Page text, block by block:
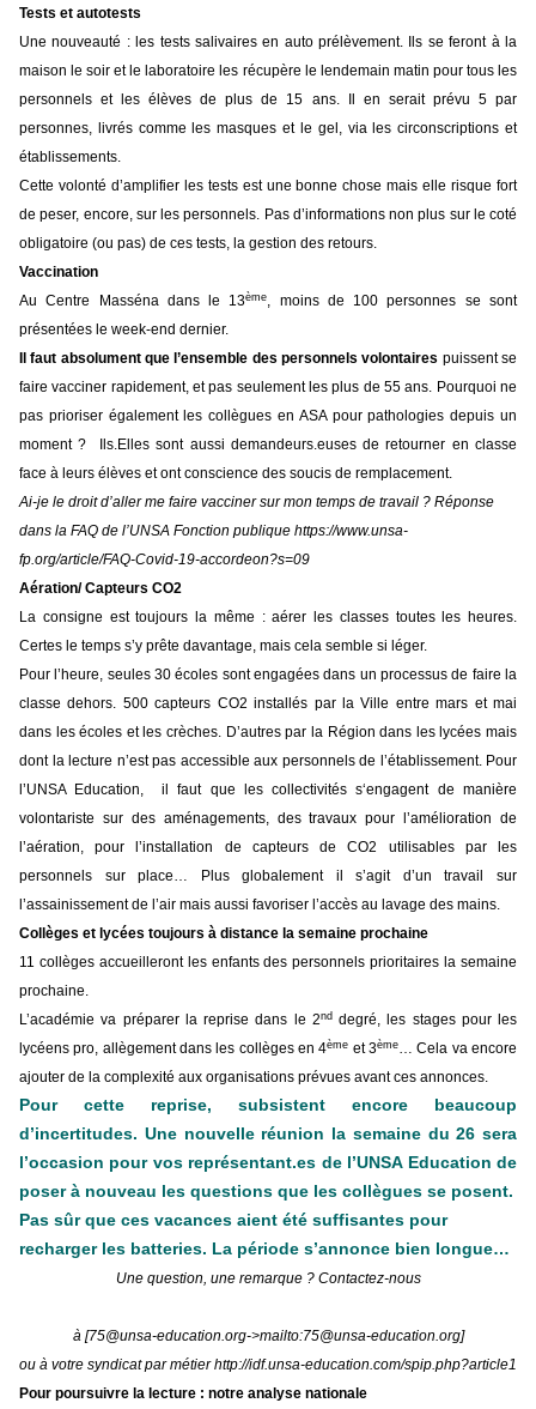
Tests et autotests
Une nouveauté : les tests salivaires en auto prélèvement. Ils se feront à la
maison le soir et le laboratoire les récupère le lendemain matin pour tous les
personnels et les élèves de plus de 15 ans. Il en serait prévu 5 par
personnes, livrés comme les masques et le gel, via les circonscriptions et
établissements.
Cette volonté d’amplifier les tests est une bonne chose mais elle risque fort
de peser, encore, sur les personnels. Pas d’informations non plus sur le coté
obligatoire (ou pas) de ces tests, la gestion des retours.
Vaccination
Au Centre Masséna dans le 13ème, moins de 100 personnes se sont
présentées le week-end dernier.
Il faut absolument que l’ensemble des personnels volontaires puissent se
faire vacciner rapidement, et pas seulement les plus de 55 ans. Pourquoi ne
pas prioriser également les collègues en ASA pour pathologies depuis un
moment ? Ils.Elles sont aussi demandeurs.euses de retourner en classe
face à leurs élèves et ont conscience des soucis de remplacement.
Ai-je le droit d’aller me faire vacciner sur mon temps de travail ? Réponse
dans la FAQ de l’UNSA Fonction publique https://www.unsa-
fp.org/article/FAQ-Covid-19-accordeon?s=09
Aération/ Capteurs CO2
La consigne est toujours la même : aérer les classes toutes les heures.
Certes le temps s’y prête davantage, mais cela semble si léger.
Pour l’heure, seules 30 écoles sont engagées dans un processus de faire la
classe dehors. 500 capteurs CO2 installés par la Ville entre mars et mai
dans les écoles et les crèches. D’autres par la Région dans les lycées mais
dont la lecture n’est pas accessible aux personnels de l’établissement. Pour
l’UNSA Education, il faut que les collectivités s‘engagent de manière
volontariste sur des aménagements, des travaux pour l’amélioration de
l’aération, pour l’installation de capteurs de CO2 utilisables par les
personnels sur place… Plus globalement il s’agit d’un travail sur
l’assainissement de l’air mais aussi favoriser l’accès au lavage des mains.
Collèges et lycées toujours à distance la semaine prochaine
11 collèges accueilleront les enfants des personnels prioritaires la semaine
prochaine.
L’académie va préparer la reprise dans le 2nddegré, les stages pour les
lycéens pro, allègement dans les collèges en 4ème et 3ème… Cela va encore
ajouter de la complexité aux organisations prévues avant ces annonces.
Pour cette reprise, subsistent encore beaucoup
d’incertitudes. Une nouvelle réunion la semaine du 26 sera
l’occasion pour vos représentant.es de l’UNSA Education de
poser à nouveau les questions que les collègues se posent.
Pas sûr que ces vacances aient été suffisantes pour
recharger les batteries. La période s’annonce bien longue…
Une question, une remarque ? Contactez-nous
à [75@unsa-education.org->mailto:75@unsa-education.org]
ou à votre syndicat par métier http://idf.unsa-education.com/spip.php?article1
Pour poursuivre la lecture : notre analyse nationale